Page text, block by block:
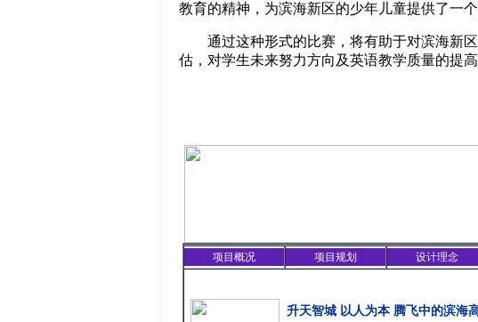
教育的精神，为滨海新区的少年儿童提供了一
通过这种形式的比赛，将有助于对滨海新区
估，对学生未来努力方向及英语教学质量的提高
项目概况 项目规划 设计理念
升天智城 以人为本 腾飞中的滨海